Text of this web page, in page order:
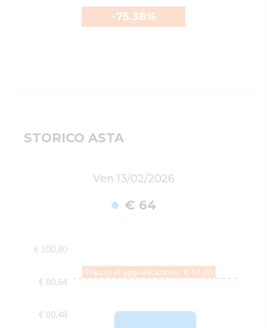
-75.38%
STORICO ASTA
Ven 13/02/2026
€ 64
Prezzo di aggiudicazione: € 84,00
€ 100,80
€ 80,64
€ 60,48